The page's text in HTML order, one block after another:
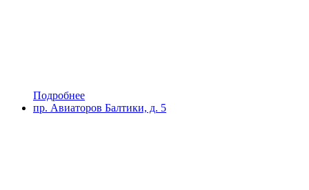
Подробнее
пр. Авиаторов Балтики, д. 5